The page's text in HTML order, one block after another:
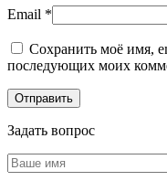
Email *
Сохранить моё имя,
последующих моих
Задать вопрос